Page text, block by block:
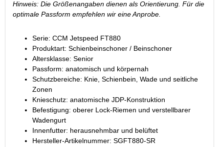
Hinweis: Die Größenangaben dienen als Orientierung. Für die
optimale Passform empfehlen wir eine Anprobe.
Serie: CCM Jetspeed FT880
Produktart: Schienbeinschoner / Beinschoner
Altersklasse: Senior
Passform: anatomisch und körpernah
Schutzbereiche: Knie, Schienbein, Wade und seitliche
Zonen
Knieschutz: anatomische JDP-Konstruktion
Befestigung: oberer Lock-Riemen und verstellbarer
Wadengurt
Innenfutter: herausnehmbar und belüftet
Hersteller-Artikelnummer: SGFT880-SR